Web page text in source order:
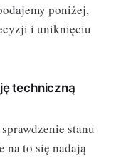
poniżej,
i uniknięciu
techniczną
stanu
na to się nadają